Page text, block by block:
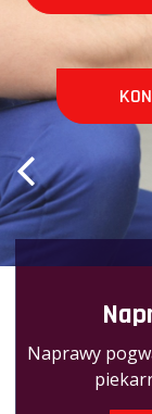
Naprawy